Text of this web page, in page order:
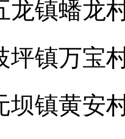
龙镇蟠龙
坪镇万宝
坝镇黄安